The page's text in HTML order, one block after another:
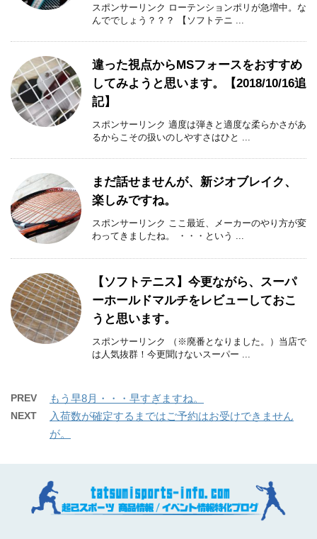
スポンサーリンク ローテンションポリが急増中。な
んででしょう？？？ 【ソフトテニ ...
違った視点からMSフォースをおすすめ
してみようと思います。【2018/10/16追
記】
スポンサーリンク 適度は弾きと適度な柔らかさがあ
るからこその扱いのしやすさはひと ...
まだ話せませんが、新ジオブレイク、
楽しみですね。
スポンサーリンク ここ最近、メーカーのやり方が変
わってきましたね。 ・・・という ...
【ソフトテニス】今更ながら、スーパ
ーホールドマルチをレビューしておこ
うと思います。
スポンサーリンク （※廃番となりました。）当店で
は人気抜群！今更聞けないスーパー ...
PREV もう早8月・・・早すぎますね。
NEXT
入荷数が確定するまではご予約はお受けできません
が。